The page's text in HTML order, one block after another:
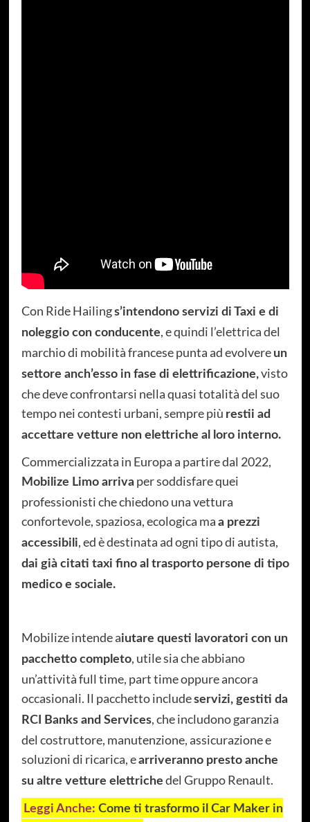
Con Ride Hailings’intendono servizi di Taxi e di
noleggio con conducente, e quindi l’elettrica del
marchio di mobilità francese punta ad evolvere un
settore anch’esso in fase di elettrificazione,visto
che deve confrontarsi nella quasi totalità del suo
tempo nei contesti urbani, sempre più restii ad
accettare vetture non elettriche al loro interno.
Commercializzata in Europa a partire dal 2022,
Mobilize Limo arrivaper soddisfare quei
professionisti che chiedono una vettura
confortevole, spaziosa, ecologica ma a prezzi
accessibili, ed è destinata ad ogni tipo di autista,
dai già citati taxi fino al trasporto persone di tipo
medico e sociale.
Mobilize intende aiutare questi lavoratori con un
pacchetto completo, utile sia che abbiano
un’attività full time, part time oppure ancora
occasionali. Il pacchetto includeservizi, gestiti da
RCI Banks and Services, che includono garanzia
del costruttore, manutenzione, assicurazione e
soluzioni di ricarica, earriveranno presto anche
su altre vetture elettriche del Gruppo Renault.
Leggi Anche: Come ti trasformo il Car Maker in